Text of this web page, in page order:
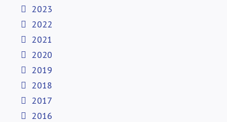
2023
2022
2021
2020
2019
2018
2017
2016